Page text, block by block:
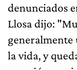
denunciados
Llosa dijo:
generalmente
la vida, y